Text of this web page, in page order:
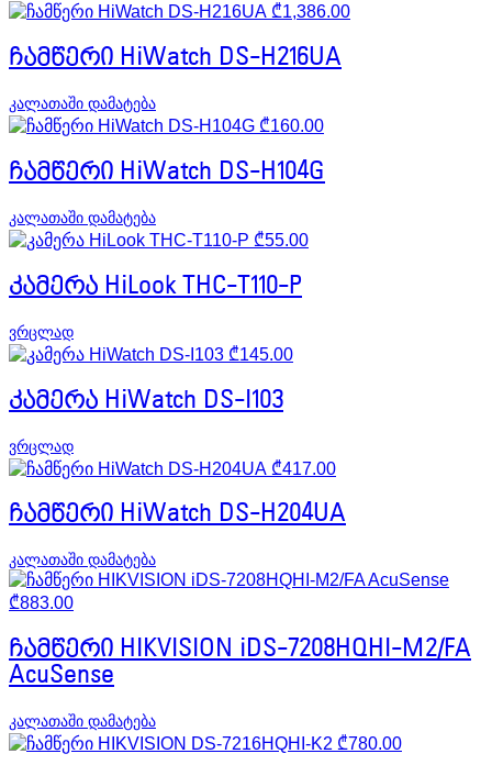
₾1,386.00
ჩამწერი HiWatch DS-H216UA
კალათაში დამატება
₾160.00
ჩამწერი HiWatch DS-H104G
კალათაში დამატება
₾55.00
კამერა HiLook THC-T110-P
ვრცლად
₾145.00
კამერა HiWatch DS-I103
ვრცლად
₾417.00
ჩამწერი HiWatch DS-H204UA
კალათაში დამატება
₾883.00
ჩამწერი HIKVISION iDS-7208HQHI-M2/FA
AcuSense
კალათაში დამატება
₾780.00